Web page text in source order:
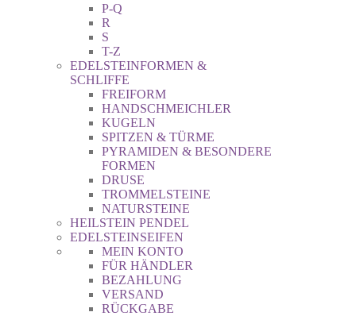
P-Q
R
S
T-Z
EDELSTEINFORMEN &
SCHLIFFE
FREIFORM
HANDSCHMEICHLER
KUGELN
SPITZEN & TÜRME
PYRAMIDEN & BESONDERE
FORMEN
DRUSE
TROMMELSTEINE
NATURSTEINE
HEILSTEIN PENDEL
EDELSTEINSEIFEN
MEIN KONTO
FÜR HÄNDLER
BEZAHLUNG
VERSAND
RÜCKGABE